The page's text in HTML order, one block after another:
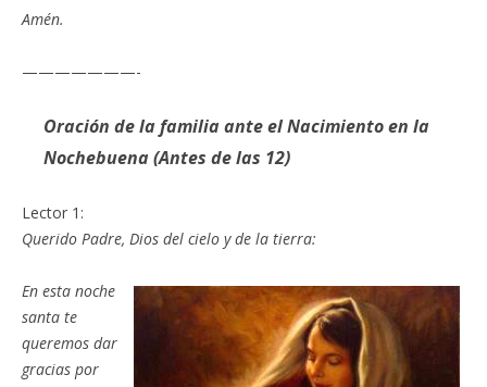
Amén.
———————-
Oración de la familia ante el Nacimiento en la
Nochebuena(Antes de las 12)
Lector 1:
Querido Padre, Dios del cielo y de la tierra:
En esta noche
santa te
queremos dar
gracias por